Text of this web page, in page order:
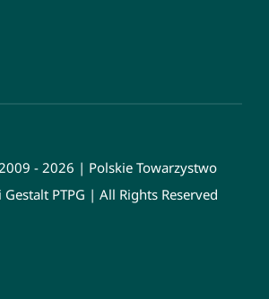
- 2026 | Polskie Towarzystwo
PTPG | All Rights Reserved